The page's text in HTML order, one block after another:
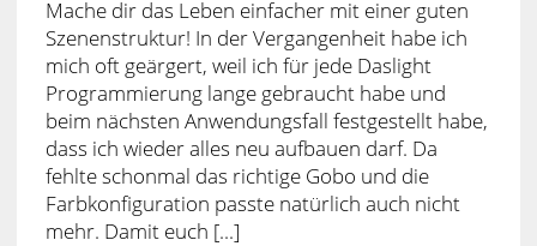
Mache dir das Leben einfacher mit einer guten
Szenenstruktur! In der Vergangenheit habe ich
mich oft geärgert, weil ich für jede Daslight
Programmierung lange gebraucht habe und
beim nächsten Anwendungsfall festgestellt habe,
dass ich wieder alles neu aufbauen darf. Da
fehlte schonmal das richtige Gobo und die
Farbkonfiguration passte natürlich auch nicht
mehr. Damit euch [...]